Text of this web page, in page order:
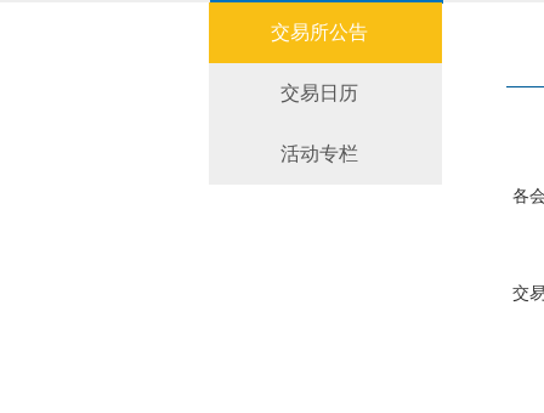
交易所公告
交易日历
活动专栏
各
交